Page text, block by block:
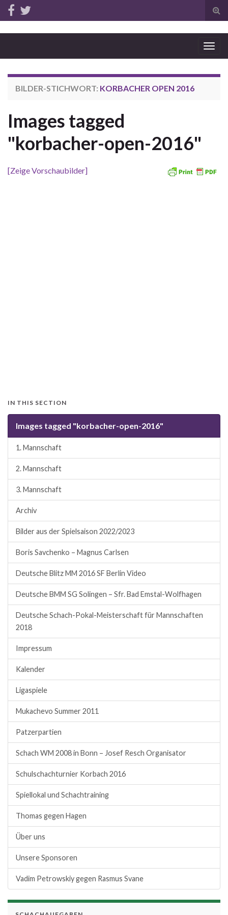
BILDER-STICHWORT: KORBACHER OPEN 2016
Images tagged
"korbacher-open-2016"
[Zeige Vorschaubilder]
IN THIS SECTION
Images tagged "korbacher-open-2016"
1. Mannschaft
2. Mannschaft
3. Mannschaft
Archiv
Bilder aus der Spielsaison 2022/2023
Boris Savchenko – Magnus Carlsen
Deutsche Blitz MM 2016 SF Berlin Video
Deutsche BMM SG Solingen – Sfr. Bad Emstal-Wolfhagen
Deutsche Schach-Pokal-Meisterschaft für Mannschaften
2018
Impressum
Kalender
Ligaspiele
Mukachevo Summer 2011
Patzerpartien
Schach WM 2008 in Bonn – Josef Resch Organisator
Schulschachturnier Korbach 2016
Spiellokal und Schachtraining
Thomas gegen Hagen
Über uns
Unsere Sponsoren
Vadim Petrowskiy gegen Rasmus Svane